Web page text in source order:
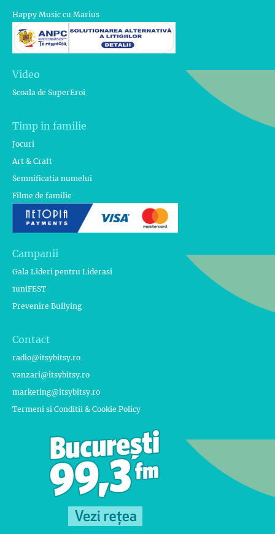
Happy Music cu Marius
Video
Scoala de SuperEroi
Timp in familie
Jocuri
Art & Craft
Semnificatia numelui
Filme de familie
Campanii
Gala Lideri pentru Liderasi
1uniFEST
Prevenire Bullying
Contact
radio@itsybitsy.ro
vanzari@itsybitsy.ro
marketing@itsybitsy.ro
Termeni si Conditii & Cookie Policy